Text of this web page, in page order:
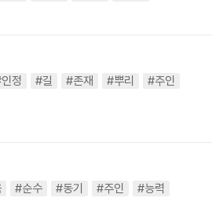
정 #길 #존재 #뿌리
#주인
#순수 #동기 #주인
#능력